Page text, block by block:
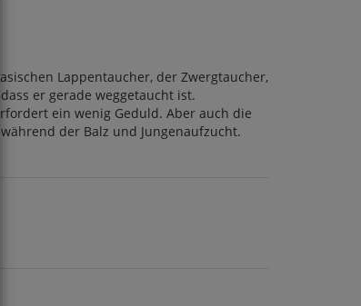
Lappentaucher, der Zwergtaucher,
er gerade weggetaucht ist.
ein wenig Geduld. Aber auch die
der Balz und Jungenaufzucht.